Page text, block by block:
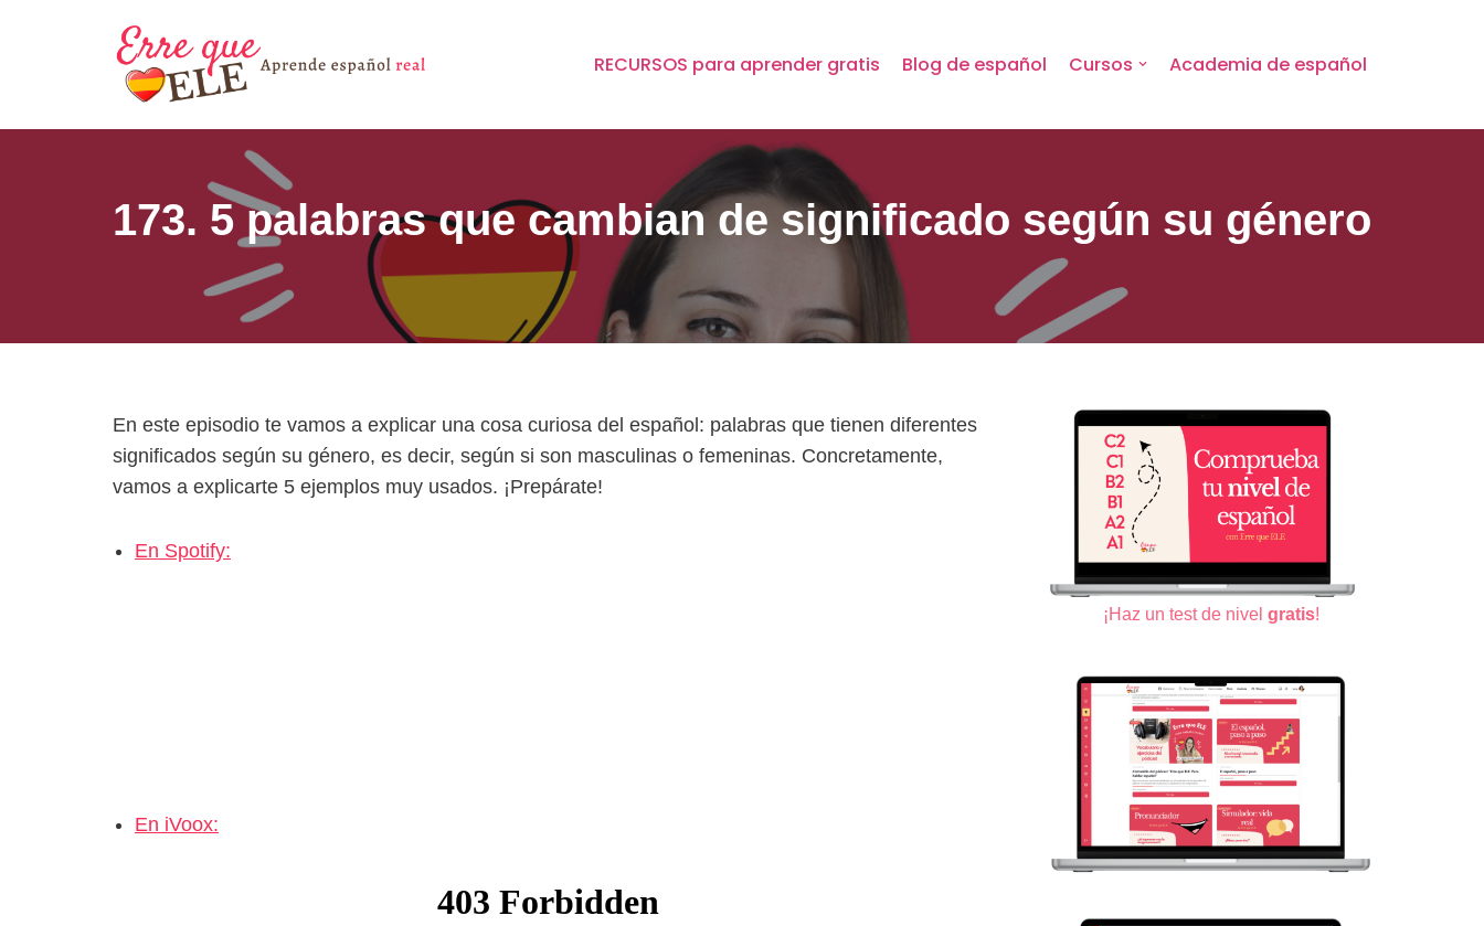
contenido
RECURSOS para aprender gratis Blog de español Cursos Academia de español
173. 5 palabras que cambian de significado según su género
En este episodio te vamos a explicar una cosa curiosa del español: palabras que tienen diferentes
significados según su género, es decir, según si son masculinas o femeninas. Concretamente,
vamos a explicarte 5 ejemplos muy usados. ¡Prepárate!
En Spotify:
En iVoox:
¡Haz un test de nivel gratis!